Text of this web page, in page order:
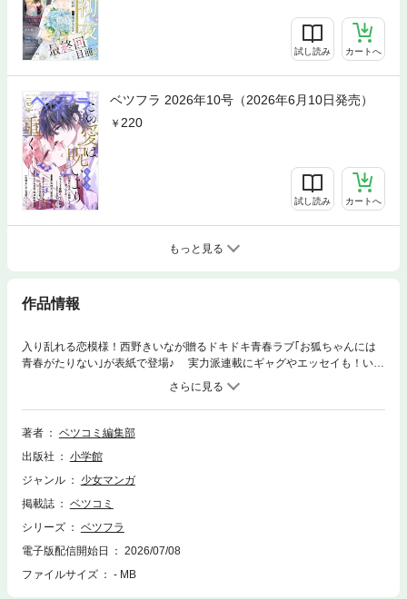
試し読み カートへ
ベツフラ 2026年10号（2026年6月10日発売）
220
試し読み カートへ
もっと見る
作品情報
入り乱れる恋模様！西野きいなが贈るドキドキ青春ラブ｢お狐ちゃんには
青春がたりない｣が表紙で登場♪ 実力派連載にギャグやエッセイも！いろ
んなジャンルが読めちゃう7作品を配信です★ 銀河とのキスがショ
ックのこはく。保健室で目を覚ますと目の前に狗井先輩が!? 決死の告白
を否定され、傷つくいろはの前に同級生の湊が！ふたりを目にした悟は!?
ようやく元の姿に戻れたリシェルに、殿下から会いたいと連絡が届いて
然が育児のお手伝いを…!? 転校生の明城由栄は色っぽい。そんな彼女の
秘密を知った俺と彼女のひと時の秘め事…。 今巷で大流行りしている
が大好きな傘！ようやく使えるシーズンが到来したと思っていたのに!?
[収録作品] お狐ちゃんには青春がたりない／西野きいな この愛
は呪いより重く／ちより 名もなき魔物と二人の騎士～そして婚約者は困
惑する～／河丸 慎 視える2人～霊視専門カウンセラー～／さとりたえ
僕の真昼の月／加賀やっこ(再録) 生徒会長の歪んだ愛情／江國凜太札幌
著者
ベツコミ編集部
出版社
小学館
ジャンル
少女マンガ
掲載誌
ベツコミ
シリーズ
ベツフラ
電子版配信開始日
2026/07/08
ファイルサイズ
- MB